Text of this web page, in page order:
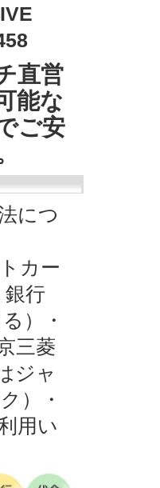
直営
能な
ご安
につ
カー
銀行
）・
三菱
ジャ
）・
用い